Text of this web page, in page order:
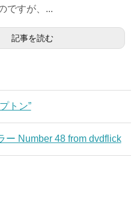
ですが、...
記事を読む
トン”
ー Number 48 from dvdflick